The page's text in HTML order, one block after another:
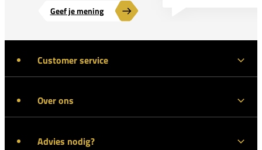
Geef je mening
Customer service
Over ons
Advies nodig?